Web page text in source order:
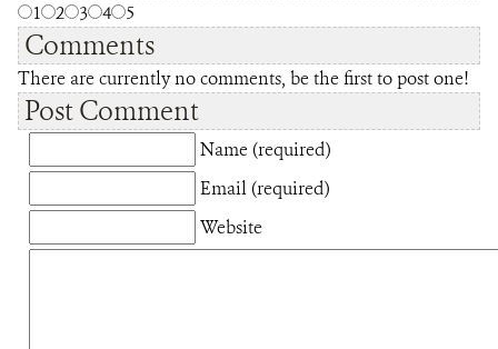
1 2 3 4 5
Comments
There are currently no comments, be the first to post one!
Post Comment
Name (required)
Email (required)
Website